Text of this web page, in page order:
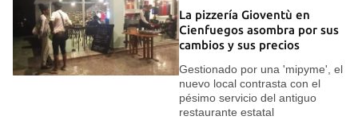
La pizzería Gioventù en
Cienfuegos asombra por sus
cambios y sus precios
Gestionado por una 'mipyme', el
nuevo local contrasta con el
pésimo servicio del antiguo
restaurante estatal